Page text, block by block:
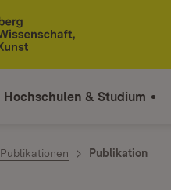
Hochschulen & Studium
Publikationen Publikation